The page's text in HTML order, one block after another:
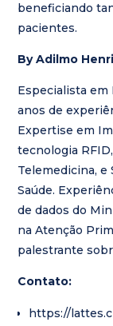
beneficiando
pacientes.
By Adilmo
Especialista em
anos de
Expertise em
tecnologia
Telemedicina, e
Saúde.
de dados do
na Atenção
palestrante
Contato:
https://